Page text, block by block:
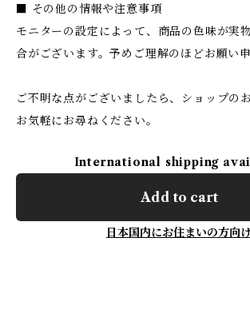
■ その他の情報や注意事項
モニターの設定によって、商品の色味が実
合がございます。予めご理解のほどお願い申
ご不明な点がございましたら、ショップの
お気軽にお尋ねください。
International shipping
Add to cart
日本国内にお住まいの方向け